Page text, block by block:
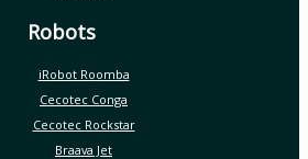
Robots
iRobot Roomba
Cecotec Conga
Cecotec Rockstar
Braava Jet